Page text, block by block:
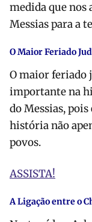
medida que nos
Messias para a
O Maior Feriado
O maior feriado
importante na
do Messias,
história não
povos.
ASSISTA!
A Ligação entre o